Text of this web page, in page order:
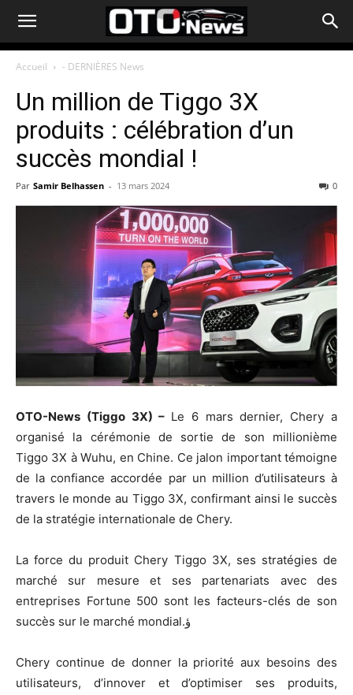
Accueil - DERNIÈRES News
Un million de Tiggo 3X
produits : célébration d’un
succès mondial !
Par Samir Belhassen - 13 mars 2024 0
OTO-News (Tiggo 3X) – Le 6 mars dernier, Chery a
organisé la cérémonie de sortie de son millionième
Tiggo 3X à Wuhu, en Chine. Ce jalon important témoigne
de la confiance accordée par un million d’utilisateurs à
travers le monde au Tiggo 3X, confirmant ainsi le succès
de la stratégie internationale de Chery.
La force du produit Chery Tiggo 3X, ses stratégies de
marché sur mesure et ses partenariats avec des
entreprises Fortune 500 sont les facteurs-clés de son
succès sur le marché mondial.ؤ
Chery continue de donner la priorité aux besoins des
utilisateurs, d’innover et d’optimiser ses produits,